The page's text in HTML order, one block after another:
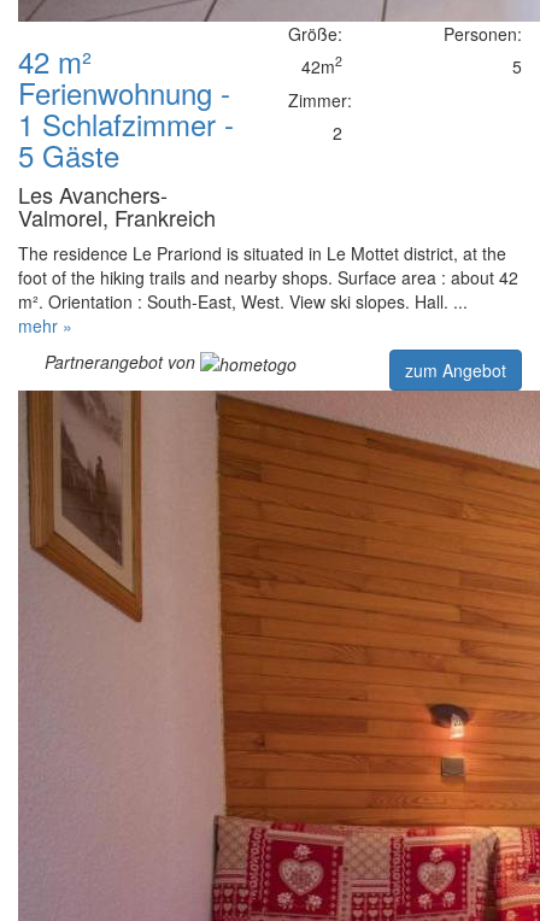
42 m²
Ferienwohnung -
1 Schlafzimmer -
5 Gäste
Les Avanchers-
Valmorel, Frankreich
Größe:
42m2
Zimmer:
2
Personen:
5
The residence Le Prariond is situated in Le Mottet district, at the
foot of the hiking trails and nearby shops. Surface area : about 42
m². Orientation : South-East, West. View ski slopes. Hall. ...
mehr »
Partnerangebot von
zum Angebot